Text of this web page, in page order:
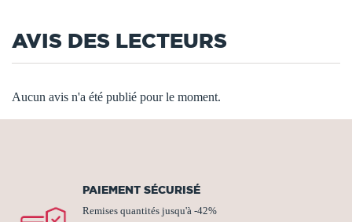
AVIS DES LECTEURS
Aucun avis n'a été publié pour le moment.
PAIEMENT SÉCURISÉ
Remises quantités jusqu'à -42%